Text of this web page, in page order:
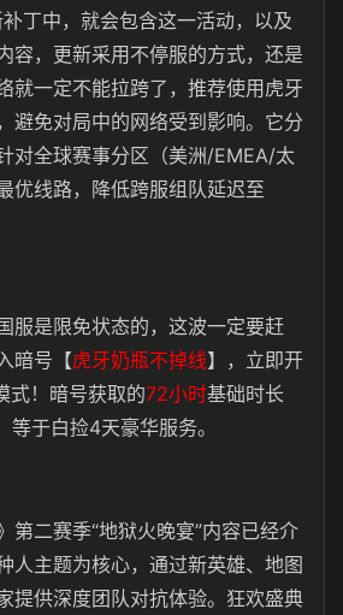
丁中，就会包含这一活动，以及
容，更新采用不停服的方式，还是
就一定不能拉跨了，推荐使用虎牙
避免对局中的网络受到影响。它分
对全球赛事分区（美洲/EMEA/太
优线路，降低跨服组队延迟至
服是限免状态的，这波一定要赶
暗号【虎牙奶瓶不掉线】，立即开
式！暗号获取的72小时基础时长
等于白捡4天豪华服务。
第二赛季“地狱火晚宴”内容已经介
人主题为核心，通过新英雄、地图
提供深度团队对抗体验。狂欢盛典